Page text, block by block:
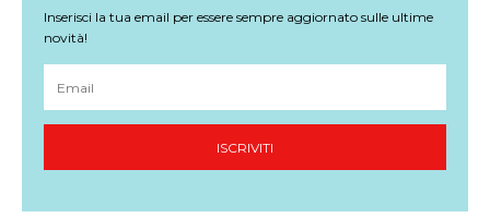
Inserisci la tua email per essere sempre aggiornato sulle ultime
novità!
ISCRIVITI